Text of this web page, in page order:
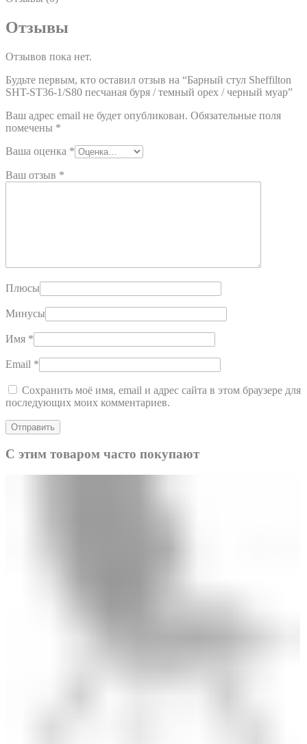
Отзывы
Отзывов пока нет.
Будьте первым, кто оставил отзыв на “Барный стул Sheffilton
SHT-ST36-1/S80 песчаная буря / темный орех / черный муар”
Ваш адрес email не будет опубликован. Обязательные поля
помечены *
Ваша оценка *
Ваш отзыв *
Плюсы
Минусы
Имя *
Email *
Сохранить моё имя, email и адрес сайта в этом браузере для
последующих моих комментариев.
С этим товаром часто покупают